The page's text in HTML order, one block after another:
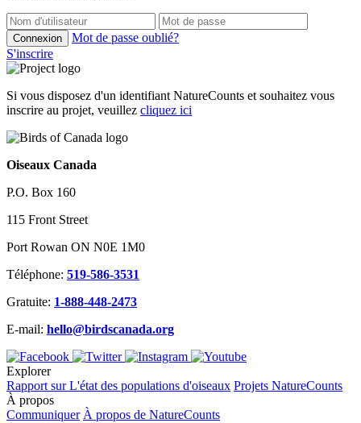
Connexion
Mot de passe oublié?
S'inscrire
Si vous disposez d'un identifiant NatureCounts et souhaitez vous
inscrire au projet, veuillez cliquez ici
Oiseaux Canada
P.O. Box 160
115 Front Street
Port Rowan ON N0E 1M0
Téléphone: 519-586-3531
Gratuite: 1-888-448-2473
E-mail: hello@birdscanada.org
Explorer
Rapport sur L'état des populations d'oiseaux Projets NatureCounts
À propos
Communiquer À propos de NatureCounts